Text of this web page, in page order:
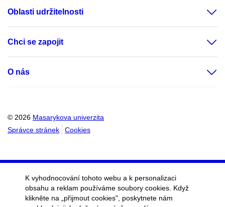
Oblasti udržitelnosti
Chci se zapojit
O nás
© 2026 Masarykova univerzita
Správce stránek
Cookies
K vyhodnocování tohoto webu a k personalizaci
obsahu a reklam používáme soubory cookies. Když
klikněte na „přijmout cookies", poskytnete nám